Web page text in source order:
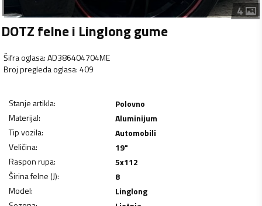
4
DOTZ felne i Linglong gume
Šifra oglasa:AD386404704ME
Broj pregleda oglasa:409
Stanje artikla:
Polovno
Materijal:
Aluminijum
Tip vozila:
Automobili
Veličina:
19"
Raspon rupa:
5x112
Širina felne (J):
8
Model:
Linglong